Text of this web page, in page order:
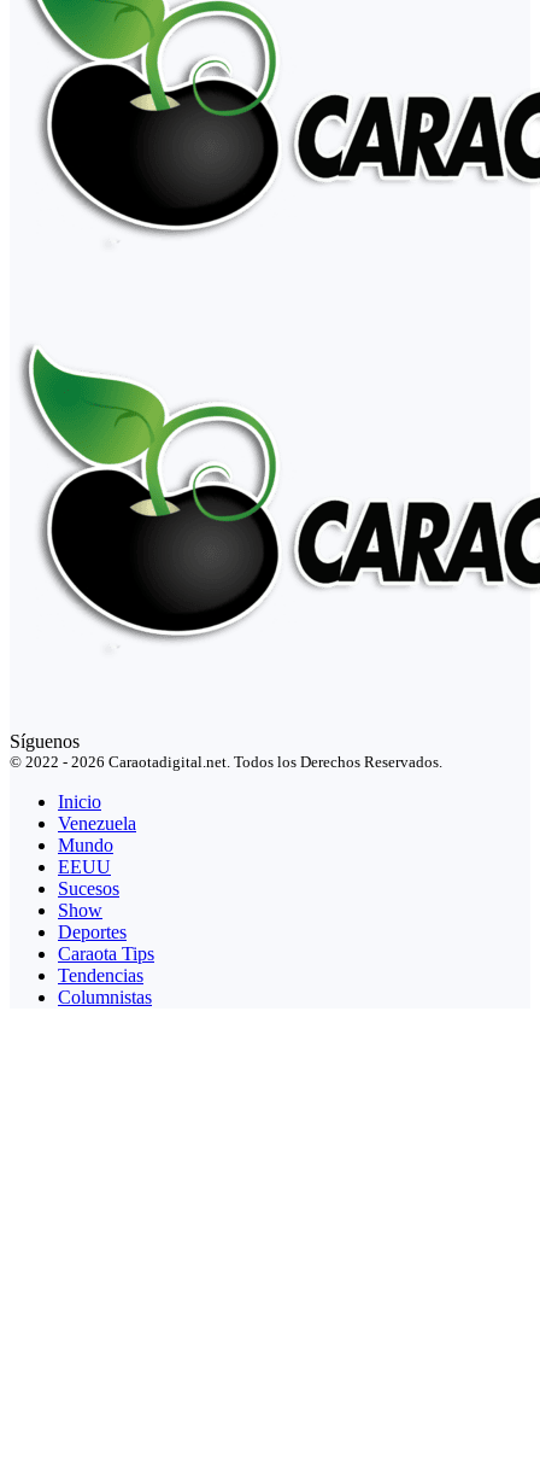
Síguenos
© 2022 - 2026 Caraotadigital.net. Todos los Derechos Reservados.
Inicio
Venezuela
Mundo
EEUU
Sucesos
Show
Deportes
Caraota Tips
Tendencias
Columnistas